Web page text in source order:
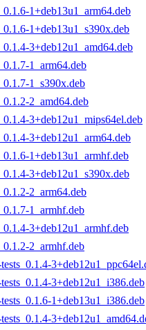
1+deb13u1_arm64.deb
1+deb13u1_s390x.deb
3+deb12u1_amd64.deb
1_arm64.deb
1_s390x.deb
2_amd64.deb
3+deb12u1_mips64el.deb
3+deb12u1_arm64.deb
1+deb13u1_armhf.deb
3+deb12u1_s390x.deb
2_arm64.deb
1_armhf.deb
3+deb12u1_armhf.deb
2_armhf.deb
3+deb12u1_i386.deb
1+deb13u1_i386.deb